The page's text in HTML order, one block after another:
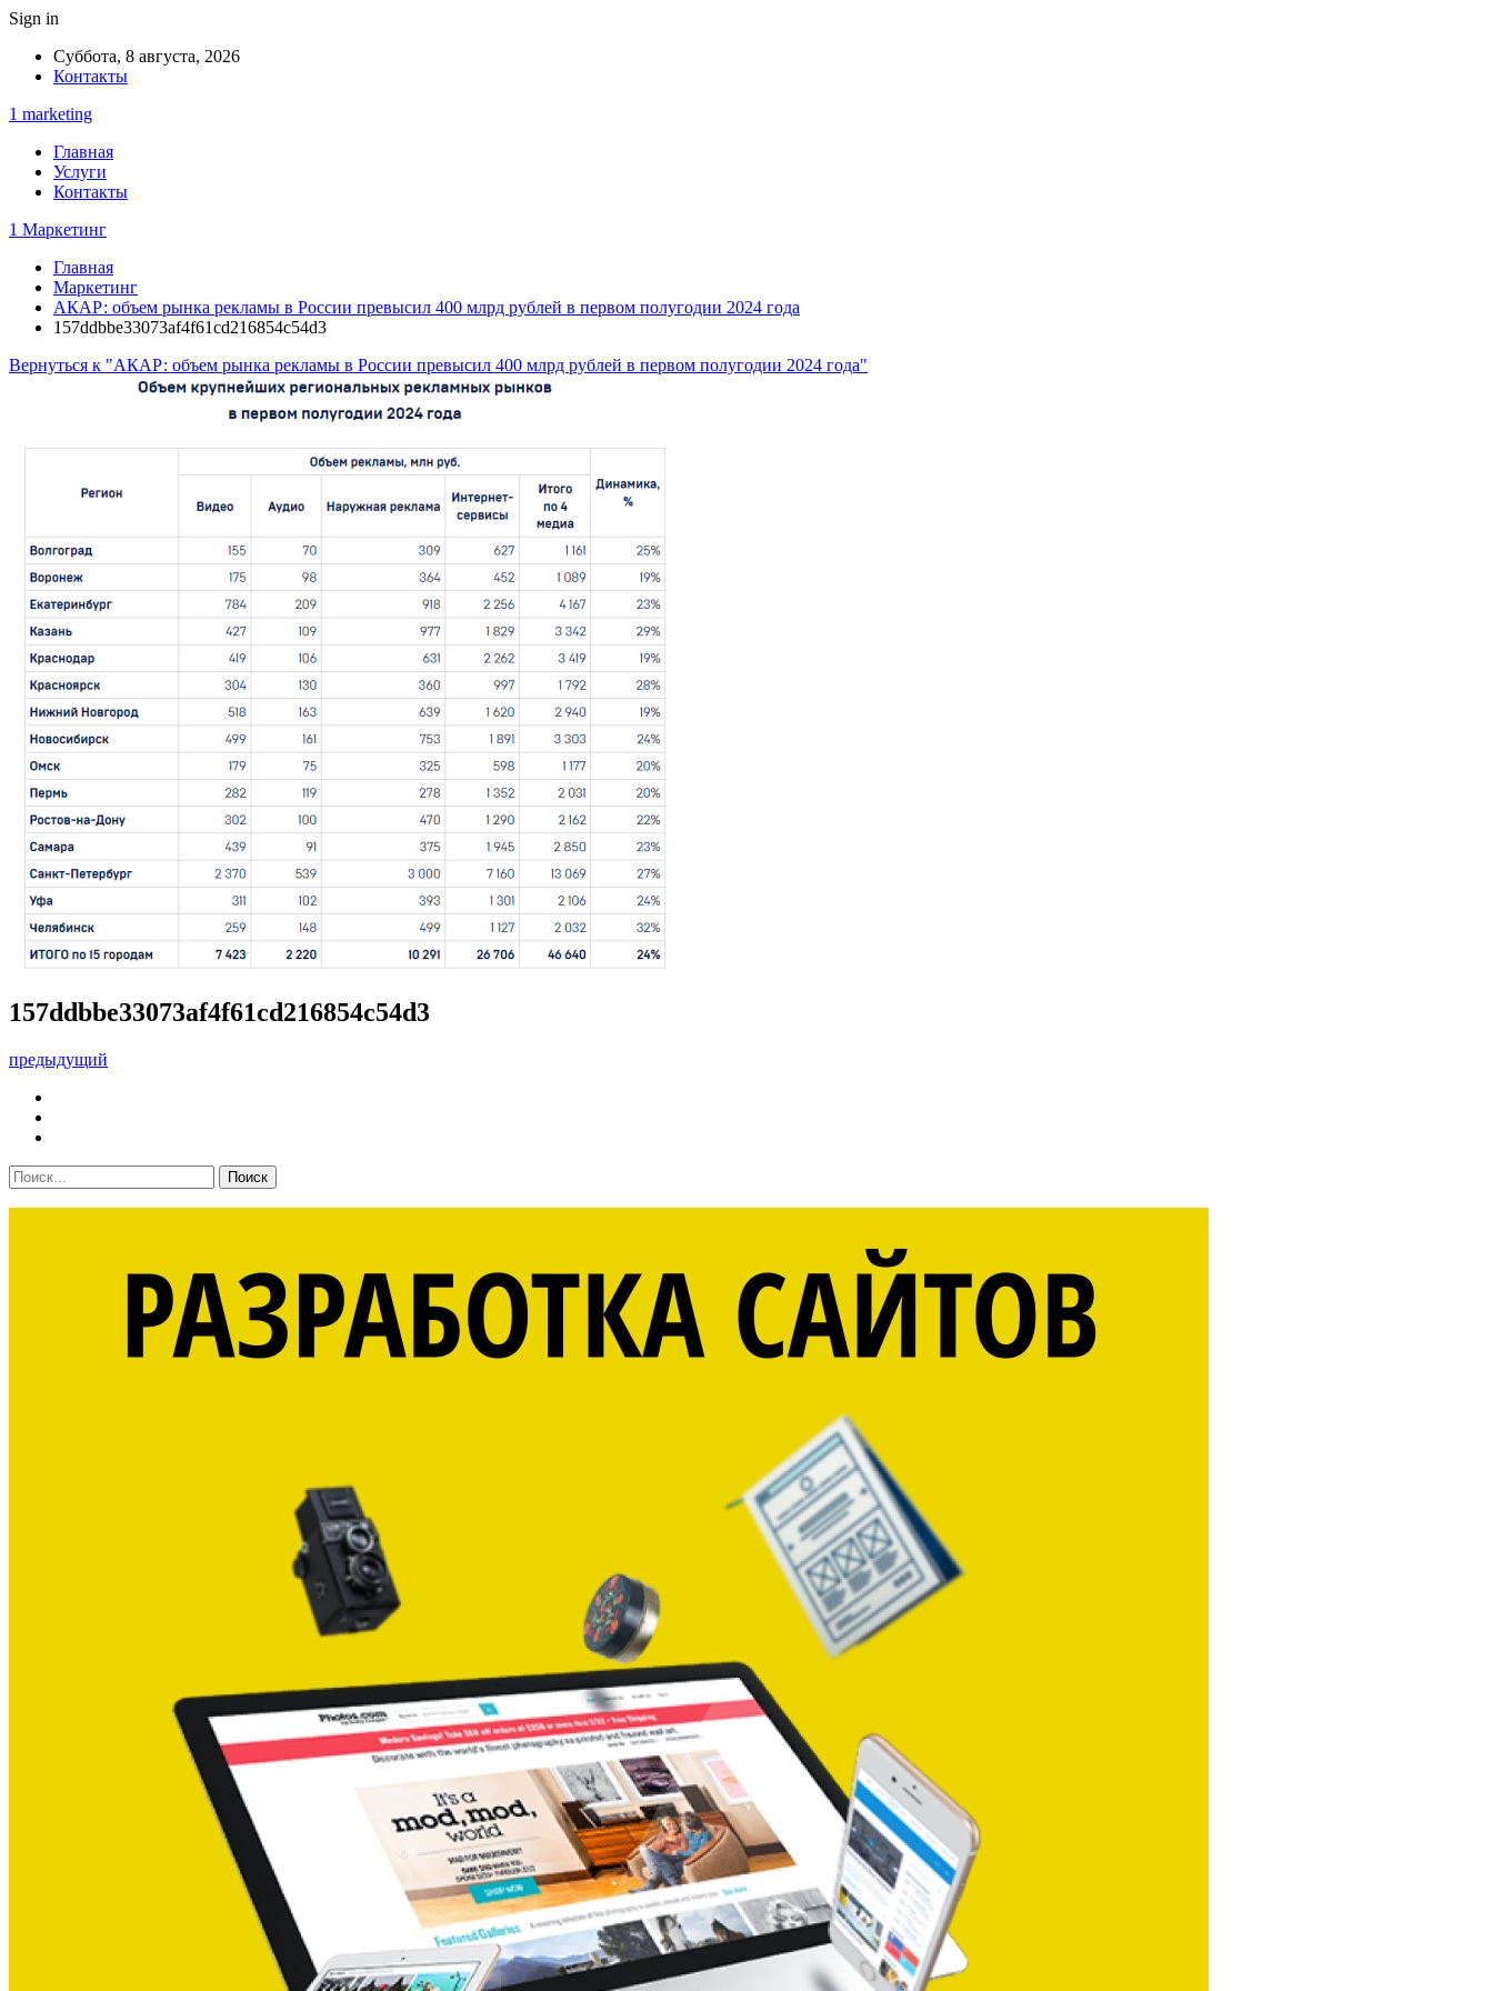
Sign in
Суббота, 8 августа, 2026
Контакты
1 marketing
Главная
Услуги
Контакты
1 Маркетинг
Главная
Маркетинг
АКАР: объем рынка рекламы в России превысил 400 млрд рублей в первом полугодии 2024 года
157ddbbe33073af4f61cd216854c54d3
Вернуться к "АКАР: объем рынка рекламы в России превысил 400 млрд рублей в первом полугодии 2024 года"
157ddbbe33073af4f61cd216854c54d3
предыдущий